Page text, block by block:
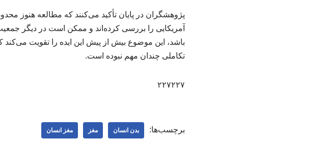
پژوهشگران در پایان تأکید می‌کنند که مطالعه هنوز
آمریکایی را بررسی کرده‌اند و ممکن است در دیگر
باشد، این موضوع بیش از پیش این ایده را تقویت می‌کند
تکاملی چندان مهم نبوده است.
۲۲۷۲۲۷
برچسب‌ها: بدن انسان مغز مغز انسان